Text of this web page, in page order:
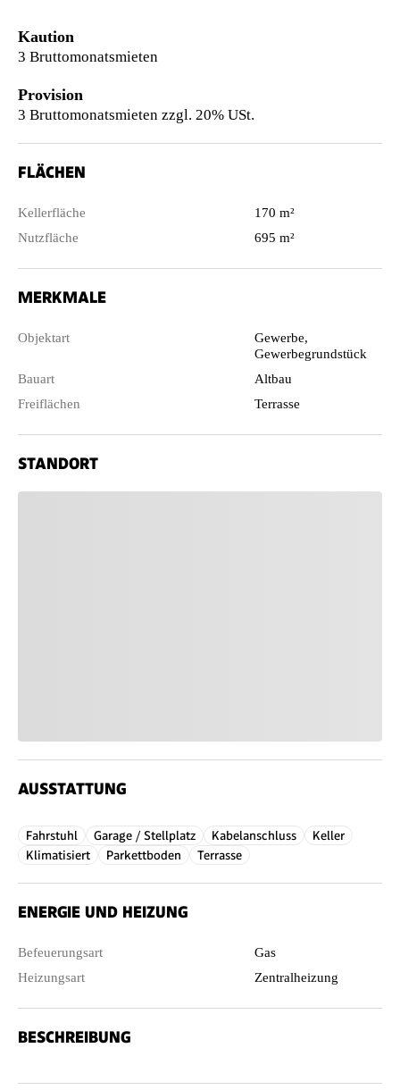
Kaution
3 Bruttomonatsmieten
Provision
3 Bruttomonatsmieten zzgl. 20% USt.
FLÄCHEN
Kellerfläche
170 m²
Nutzfläche
695 m²
MERKMALE
Objektart
Gewerbe,
Gewerbegrundstück
Bauart
Altbau
Freiflächen
Terrasse
STANDORT
AUSSTATTUNG
Fahrstuhl Garage / Stellplatz Kabelanschluss
Keller
Klimatisiert
Parkettboden Terrasse
ENERGIE UND HEIZUNG
Befeuerungsart
Gas
Heizungsart
Zentralheizung
BESCHREIBUNG